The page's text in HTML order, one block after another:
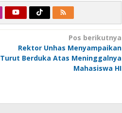
Pos berikutnya
Rektor Unhas Menyampaikan
Turut Berduka Atas Meninggalnya
Mahasiswa HI